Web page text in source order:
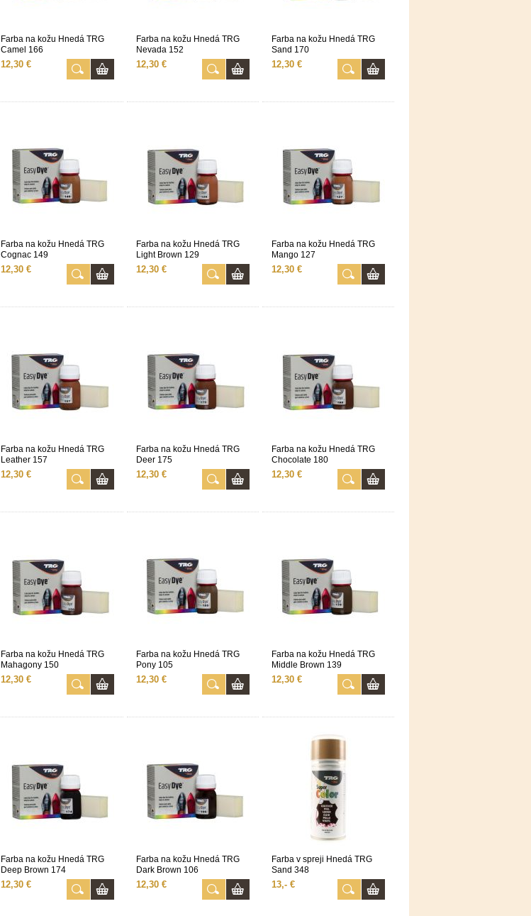
Farba na kožu Hnedá TRG
Camel 166
12,30 €
Farba na kožu Hnedá TRG
Nevada 152
12,30 €
Farba na kožu Hnedá TRG
Sand 170
12,30 €
Farba na kožu Hnedá TRG
Cognac 149
12,30 €
Farba na kožu Hnedá TRG
Light Brown 129
12,30 €
Farba na kožu Hnedá TRG
Mango 127
12,30 €
Farba na kožu Hnedá TRG
Leather 157
12,30 €
Farba na kožu Hnedá TRG
Deer 175
12,30 €
Farba na kožu Hnedá TRG
Chocolate 180
12,30 €
Farba na kožu Hnedá TRG
Mahagony 150
12,30 €
Farba na kožu Hnedá TRG
Pony 105
12,30 €
Farba na kožu Hnedá TRG
Middle Brown 139
12,30 €
Farba na kožu Hnedá TRG
Deep Brown 174
12,30 €
Farba na kožu Hnedá TRG
Dark Brown 106
12,30 €
Farba v spreji Hnedá TRG
Sand 348
13,- €